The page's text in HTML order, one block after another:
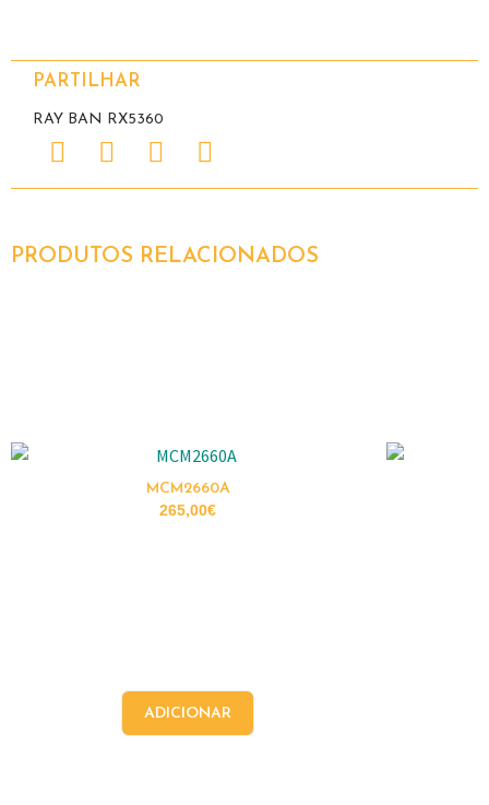
PARTILHAR
RAY BAN RX5360
PRODUTOS RELACIONADOS
MCM2660A
265,00€
ADICIONAR